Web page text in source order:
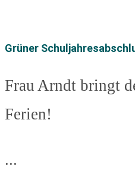
Grüner
Frau Arndt bringt
Ferien!
...